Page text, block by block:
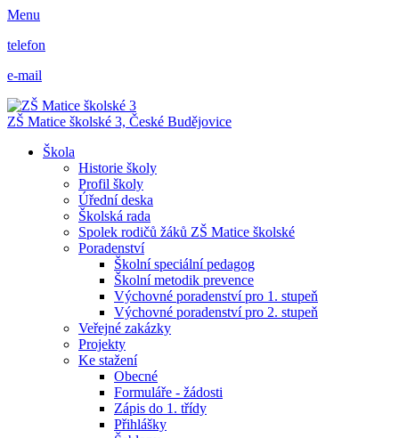
Menu
telefon
e-mail
ZŠ Matice školské 3, České Budějovice
Škola
Historie školy
Profil školy
Úřední deska
Školská rada
Spolek rodičů žáků ZŠ Matice školské
Poradenství
Školní speciální pedagog
Školní metodik prevence
Výchovné poradenství pro 1. stupeň
Výchovné poradenství pro 2. stupeň
Veřejné zakázky
Projekty
Ke stažení
Obecné
Formuláře - žádosti
Zápis do 1. třídy
Přihlášky